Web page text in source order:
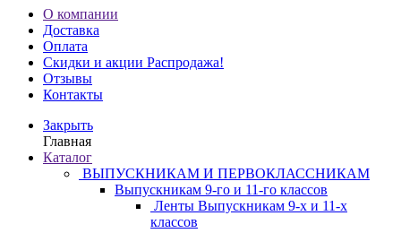
О компании
Доставка
Оплата
Скидки и акции Распродажа!
Отзывы
Контакты
Закрыть
Главная
Каталог
ВЫПУСКНИКАМ И ПЕРВОКЛАССНИКАМ
Выпускникам 9-го и 11-го классов
Ленты Выпускникам 9-х и 11-х
классов